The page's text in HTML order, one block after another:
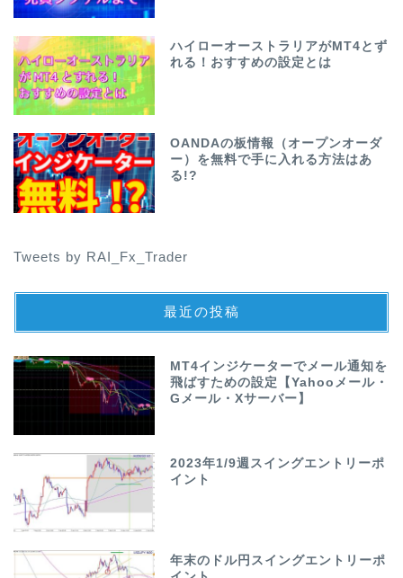
ハイローオーストラリアがMT4とず
れる！おすすめの設定とは
OANDAの板情報（オープンオーダ
ー）を無料で手に入れる方法はあ
る!?
Tweets by RAI_Fx_Trader
最近の投稿
MT4インジケーターでメール通知を
飛ばすための設定【Yahooメール・
Gメール・Xサーバー】
2023年1/9週スイングエントリーポ
イント
年末のドル円スイングエントリーポ